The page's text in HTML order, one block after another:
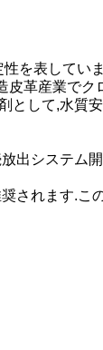
を表してい
皮革産業でク
として,水質
出システム
されます.こ